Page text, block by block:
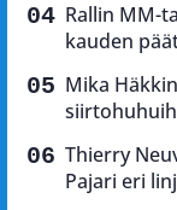
Rallin MM-
kauden
Mika
Thierry
Pajari eri